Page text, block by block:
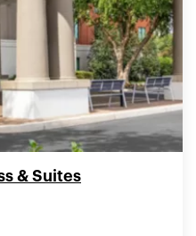
& Suites